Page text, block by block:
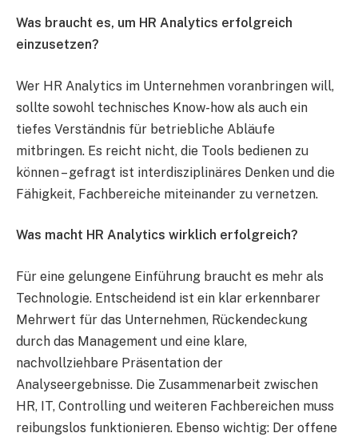
Was braucht es, um HR Analytics erfolgreich
einzusetzen?
Wer HR Analytics im Unternehmen voranbringen will,
sollte sowohl technisches Know-how als auch ein
tiefes Verständnis für betriebliche Abläufe
mitbringen. Es reicht nicht, die Tools bedienen zu
können – gefragt ist interdisziplinäres Denken und die
Fähigkeit, Fachbereiche miteinander zu vernetzen.
Was macht HR Analytics wirklich erfolgreich?
Für eine gelungene Einführung braucht es mehr als
Technologie. Entscheidend ist ein klar erkennbarer
Mehrwert für das Unternehmen, Rückendeckung
durch das Management und eine klare,
nachvollziehbare Präsentation der
Analyseergebnisse. Die Zusammenarbeit zwischen
HR, IT, Controlling und weiteren Fachbereichen muss
reibungslos funktionieren. Ebenso wichtig: Der offene